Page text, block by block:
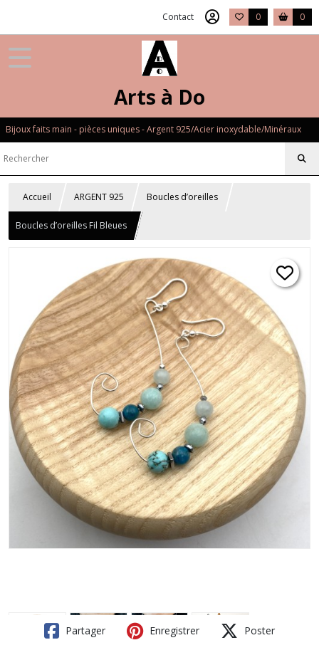
Contact 0 0
Arts à Do
Bijoux faits main - pièces uniques - Argent 925/Acier inoxydable/Minéraux
Accueil ARGENT 925 Boucles d’oreilles
Boucles d’oreilles Fil Bleues
Partager Enregistrer Poster